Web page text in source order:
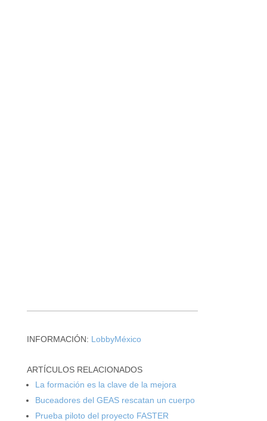
INFORMACIÓN: LobbyMéxico
ARTÍCULOS RELACIONADOS
La formación es la clave de la mejora
Buceadores del GEAS rescatan un cuerpo
Prueba piloto del proyecto FASTER